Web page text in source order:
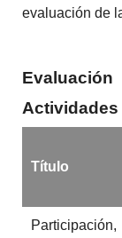
evaluación de
Evaluación
Título
Participación,